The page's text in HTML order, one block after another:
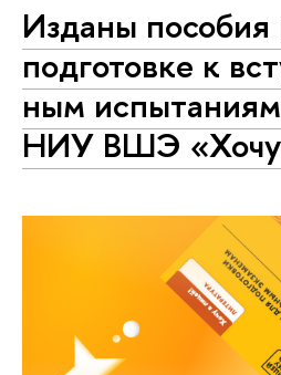
Изданы пособия
подготовке к
ным
НИУ ВШЭ «Хочу